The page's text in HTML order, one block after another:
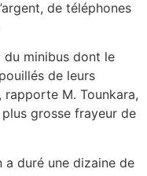
de téléphones
du minibus dont le
de leurs
M. Tounkara,
grosse frayeur de
a duré une dizaine de